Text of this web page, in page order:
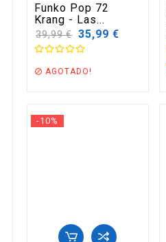
Funko Pop 72
Krang - Las...
Precio
base
39,99 € 35,99 €
 AGOTADO!
-10%